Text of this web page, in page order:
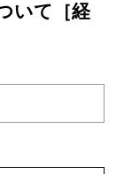
いて［経